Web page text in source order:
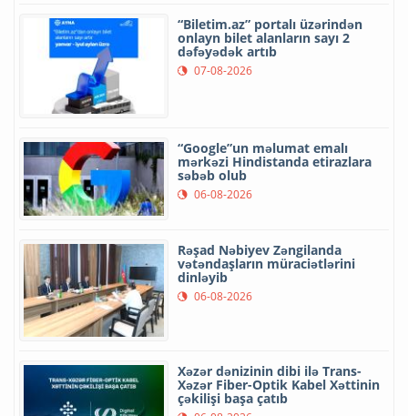
“Biletim.az” portalı üzərindən
onlayn bilet alanların sayı 2
dəfəyədək artıb
07-08-2026
“Google”un məlumat emalı
mərkəzi Hindistanda etirazlara
səbəb olub
06-08-2026
Rəşad Nəbiyev Zəngilanda
vətəndaşların müraciətlərini
dinləyib
06-08-2026
Xəzər dənizinin dibi ilə Trans-
Xəzər Fiber-Optik Kabel Xəttinin
çəkilişi başa çatıb